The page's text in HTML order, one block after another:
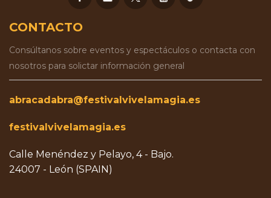
CONTACTO
Consúltanos sobre eventos y espectáculos o contacta con
nosotros para solictar información general
abracadabra@festivalvivelamagia.es
festivalvivelamagia.es
Calle Menéndez y Pelayo, 4 - Bajo.
24007 - León (SPAIN)